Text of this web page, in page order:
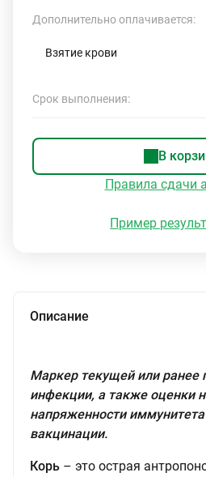
Дополнительно оплачивается:
Взятие крови
Срок выполнения:
В
Правила сдачи
Пример
Описание
Маркер текущей или ранее
инфекции, а также оценки
напряженности
вакцинации.
Корь – это острая